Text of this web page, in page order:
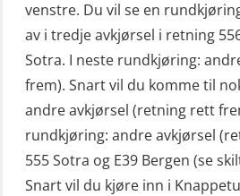
Livbåtfører
Konvensjonell livbåt
Livbåtfører
grunnleggende
Livbåtfører
(OSE1361)
VHF / SRC 2 dager
Videregående
for skipsoffiserer
venstre. Du vil se en
av i tredje avkjørsel i retning
Sotra. I neste rundkjøring:
frem). Snart vil du komme til
andre avkjørsel (retning rett
rundkjøring: andre avkjørsel
555 Sotra og E39 Bergen (se
Snart vil du kjøre inn i